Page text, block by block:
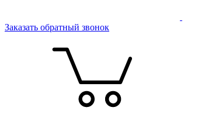
Заказать обратный звонок